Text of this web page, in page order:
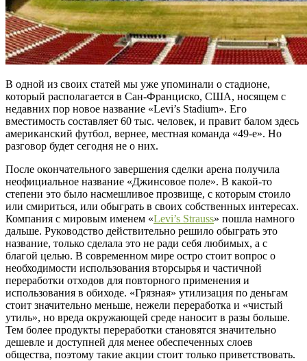
В одной из своих статей мы уже упоминали о стадионе,
который располагается в Сан-Франциско, США, носящем с
недавних пор новое название «Levi’s Stadium». Его
вместимость составляет 60 тыс. человек, и правит балом здесь
американский футбол, вернее, местная команда «49-е». Но
разговор будет сегодня не о них.
После окончательного завершения сделки арена получила
неофициальное название «Джинсовое поле». В какой-то
степени это было насмешливое прозвище, с которым стоило
или смириться, или обыграть в своих собственных интересах.
Компания с мировым именем «Levi’s Strauss» пошла намного
дальше. Руководство действительно решило обыграть это
название, только сделала это не ради себя любимых, а с
благой целью. В современном мире остро стоит вопрос о
необходимости использования вторсырья и частичной
переработки отходов для повторного применения и
использования в обиходе. «Грязная» утилизация по деньгам
стоит значительно меньше, нежели переработка и «чистый
утиль», но вреда окружающей среде наносит в разы больше.
Тем более продукты переработки становятся значительно
дешевле и доступней для менее обеспеченных слоев
общества, поэтому такие акции стоит только приветствовать.